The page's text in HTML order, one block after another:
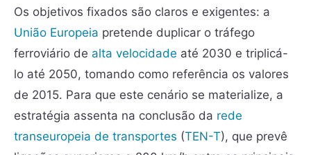
Os objetivos fixados são claros e exigentes: a
União Europeia pretende duplicar o tráfego
ferroviário de alta velocidade até 2030 e triplicá-
lo até 2050, tomando como referência os valores
de 2015. Para que este cenário se materialize, a
estratégia assenta na conclusão da rede
transeuropeia de transportes (TEN-T), que prevê